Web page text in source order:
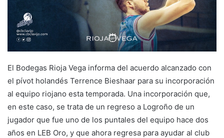
El Bodegas Rioja Vega informa del acuerdo alcanzado con
el pívot holandés Terrence Bieshaar para su incorporación
al equipo riojano esta temporada. Una incorporación que,
en este caso, se trata de un regreso a Logroño de un
jugador que fue uno de los puntales del equipo hace dos
años en LEB Oro, y que ahora regresa para ayudar al club